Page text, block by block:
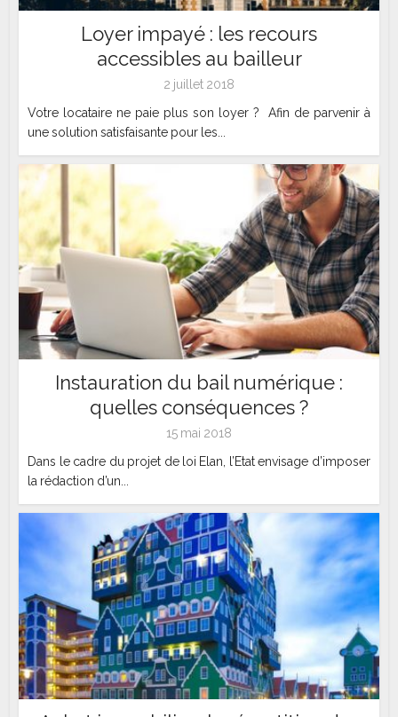
Loyer impayé : les recours
accessibles au bailleur
2 juillet 2018
Votre locataire ne paie plus son loyer ? Afin de parvenir à
une solution satisfaisante pour les...
Instauration du bail numérique :
quelles conséquences ?
15 mai 2018
Dans le cadre du projet de loi Elan, l’Etat envisage d’imposer
la rédaction d’un...